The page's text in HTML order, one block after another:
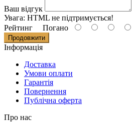
Ваш відгук
Увага: HTML не підтримується!
Рейтинг Погано
Продовжити
Iнформацiя
Доставка
Умови оплати
Гарантія
Повернення
Публічна оферта
Про нас